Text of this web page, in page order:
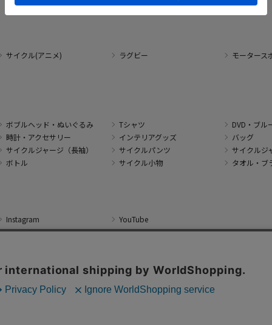
サイクル(アニメ) ラグビー モータース
ボブルヘッド・ぬいぐるみ Tシャツ
DVD・ブル
時計・アクセサリー
インテリアグッズ
バッグ
サイクルジャージ（長袖）
サイクルパンツ
サイクルジ
ボトル
サイクル小物 タオル・ブ
Instagram YouTube
J SPORTS Corporation All Rights Reserved. No reproduction or republication